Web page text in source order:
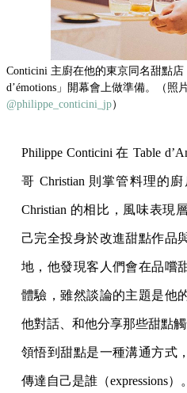
Conticini 主廚在他的東京同名甜點店
d’émotions」開幕會上做準備。（照
@philippe_conticini_jp）
Philippe Conticini 在 Table
哥 Christian 則掌管料理的
Christian 的相比，風味表現
己完全投身於改進甜點作品
地，他發現客人們會在品嚐
體驗，雖然談論的主題是他
他對話、和他分享那些甜點
領悟到甜點是一種溝通方式
傳達自己是誰（expressions